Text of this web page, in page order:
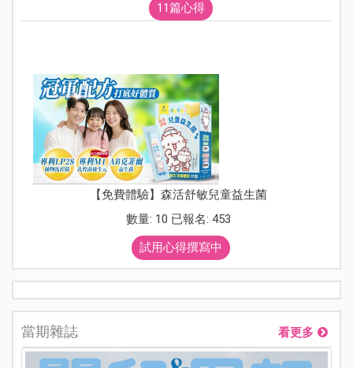
11篇心得
【免費體驗】森活舒敏兒童益生菌
數量: 10 已報名: 453
試用心得撰寫中
當期雜誌 看更多